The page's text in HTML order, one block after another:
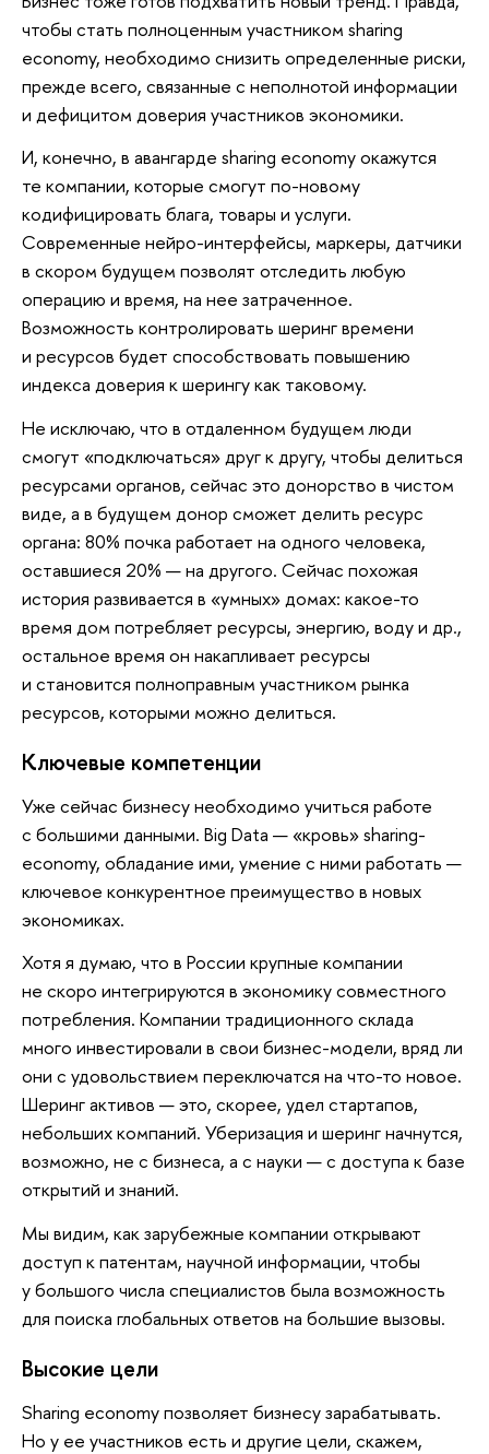
чтобы стать полноценным участником sharing
economy, необходимо снизить определенные риски,
прежде всего, связанные с неполнотой информации
и дефицитом доверия участников экономики.
И, конечно, в авангарде sharing economy окажутся
те компании, которые смогут по-новому
кодифицировать блага, товары и услуги.
Современные нейро-интерфейсы, маркеры, датчики
в скором будущем позволят отследить любую
операцию и время, на нее затраченное.
Возможность контролировать шеринг времени
и ресурсов будет способствовать повышению
индекса доверия к шерингу как таковому.
Не исключаю, что в отдаленном будущем люди
смогут «подключаться» друг к другу, чтобы делиться
ресурсами органов, сейчас это донорство в чистом
виде, а в будущем донор сможет делить ресурс
органа: 80% почка работает на одного человека,
оставшиеся 20% — на другого. Сейчас похожая
история развивается в «умных» домах: какое-то
время дом потребляет ресурсы, энергию, воду и др.,
остальное время он накапливает ресурсы
и становится полноправным участником рынка
ресурсов, которыми можно делиться.
Ключевые компетенции
Уже сейчас бизнесу необходимо учиться работе
с большими данными. Big Data — «кровь» sharing-
economy, обладание ими, умение с ними работать —
ключевое конкурентное преимущество в новых
экономиках.
Хотя я думаю, что в России крупные компании
не скоро интегрируются в экономику совместного
потребления. Компании традиционного склада
много инвестировали в свои бизнес-модели, вряд ли
они с удовольствием переключатся на что-то новое.
Шеринг активов — это, скорее, удел стартапов,
небольших компаний. Уберизация и шеринг начнутся,
возможно, не с бизнеса, а с науки — с доступа к базе
открытий и знаний.
Мы видим, как зарубежные компании открывают
доступ к патентам, научной информации, чтобы
у большого числа специалистов была возможность
для поиска глобальных ответов на большие вызовы.
Высокие цели
Sharing economy позволяет бизнесу зарабатывать.
Но у ее участников есть и другие цели, скажем,